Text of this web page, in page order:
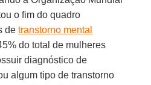
o fim do quadro
detranstorno mental
do total de mulheres
diagnóstico de
algum tipo de transtorno